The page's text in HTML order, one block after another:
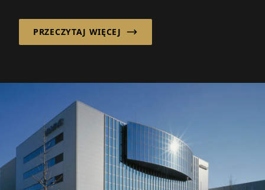
PRZECZYTAJ WIĘCEJ